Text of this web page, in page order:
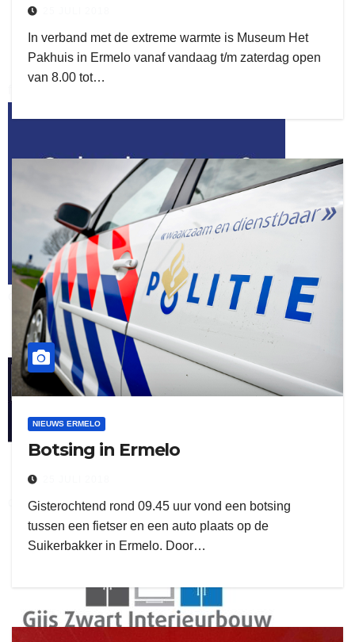
henkvandeberg
ook adverteren
duo montage
In verband met de extreme warmte is Museum Het
Pakhuis in Ermelo vanaf vandaag t/m zaterdag open
van 8.00 tot…
NIEUWS ERMELO
Botsing in Ermelo
Gisterochtend rond 09.45 uur vond een botsing
tussen een fietser en een auto plaats op de
Suikerbakker in Ermelo. Door…